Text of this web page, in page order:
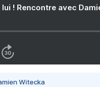
! Rencontre avec
Witecka